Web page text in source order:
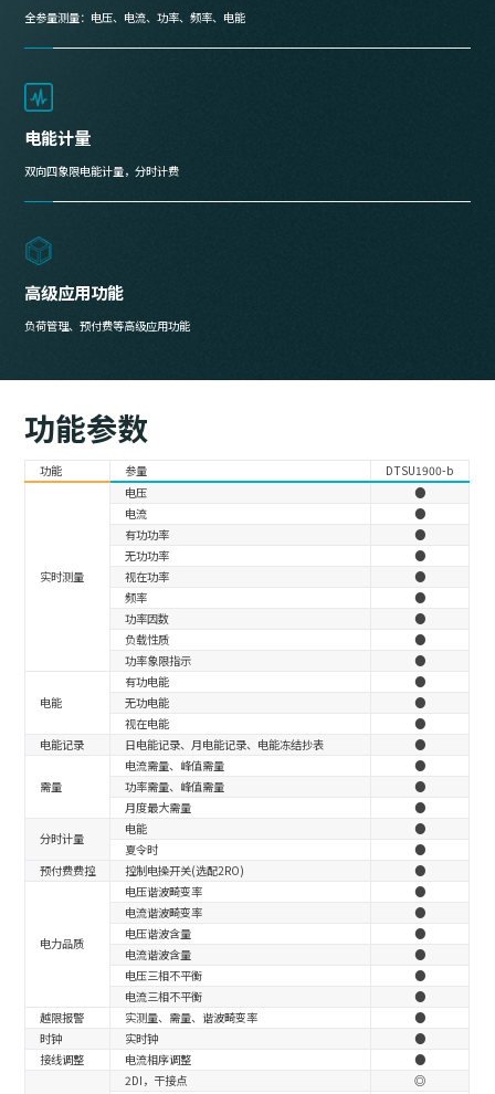
全参量测量：电压、电流、功率、频率、电能
电能计量
双向四象限电能计量，分时计费
高级应用功能
负荷管理、预付费等高级应用功能
功能参数
功能 参量 DTSU1900-b
实时测量
电压
●
电流
●
有功功率
●
无功功率
●
视在功率
●
频率
●
功率因数
●
负载性质
●
功率象限指示
●
电能
有功电能
●
无功电能
●
视在电能
●
电能记录
日电能记录、月电能记录、电能冻结抄表 ●
需量
电流需量、峰值需量
●
功率需量、峰值需量
●
月度最大需量
●
分时计量
电能
●
夏令时
●
预付费费控
控制电操开关(选配2RO) ●
电力品质
电压谐波畸变率
●
电流谐波畸变率
●
电压谐波含量
●
电流谐波含量
●
电压三相不平衡
●
电流三相不平衡
●
越限报警
实测量、需量、谐波畸变率
●
时钟
实时钟
●
接线调整
电流相序调整 ●
2DI，干接点
◎